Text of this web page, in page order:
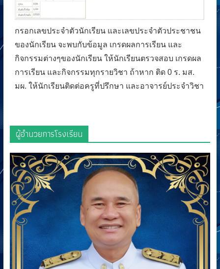
กรอกเลขประจำตัวนักเรียน และเลขประจำตัวประชาชน
ของนักเรียน จะพบกับข้อมูล เกรดผลการเรียน และ
กิจกรรมต่างๆของนักเรียน ให้นักเรียนตรวจสอบ เกรดผล
การเรียน และกิจกรรมทุกรายวิชา ถ้าหาก ติด 0 ร. มส.
มผ. ให้นักเรียนติดต่อครูที่ปรึกษา และอาจารย์ประจำวิชา
ผู้อำนวยการโรงเรียน